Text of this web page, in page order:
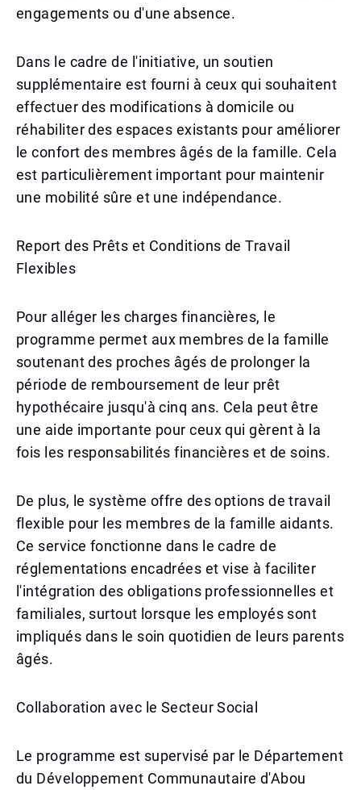
engagements ou d'une absence.
Dans le cadre de l'initiative, un soutien
supplémentaire est fourni à ceux qui souhaitent
effectuer des modifications à domicile ou
réhabiliter des espaces existants pour améliorer
le confort des membres âgés de la famille. Cela
est particulièrement important pour maintenir
une mobilité sûre et une indépendance.
Report des Prêts et Conditions de Travail
Flexibles
Pour alléger les charges financières, le
programme permet aux membres de la famille
soutenant des proches âgés de prolonger la
période de remboursement de leur prêt
hypothécaire jusqu'à cinq ans. Cela peut être
une aide importante pour ceux qui gèrent à la
fois les responsabilités financières et de soins.
De plus, le système offre des options de travail
flexible pour les membres de la famille aidants.
Ce service fonctionne dans le cadre de
réglementations encadrées et vise à faciliter
l'intégration des obligations professionnelles et
familiales, surtout lorsque les employés sont
impliqués dans le soin quotidien de leurs parents
âgés.
Collaboration avec le Secteur Social
Le programme est supervisé par le Département
du Développement Communautaire d'Abou